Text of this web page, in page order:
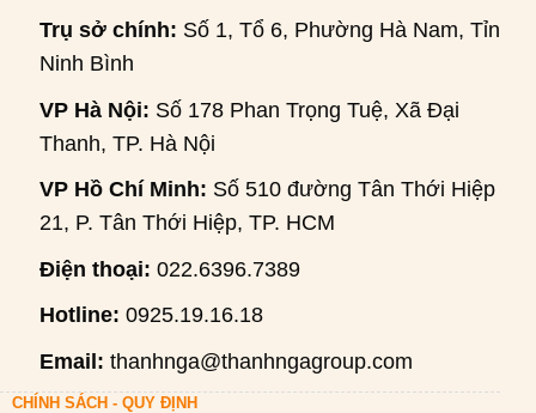
Trụ sở chính: Số 1, Tổ 6, Phường Hà Nam, Tỉnh
Ninh Bình
VP Hà Nội: Số 178 Phan Trọng Tuệ, Xã Đại
Thanh, TP. Hà Nội
VP Hồ Chí Minh: Số 510 đường Tân Thới Hiệp
21, P. Tân Thới Hiệp, TP. HCM
Điện thoại: 022.6396.7389
Hotline: 0925.19.16.18
Email: thanhnga@thanhngagroup.com
CHÍNH SÁCH - QUY ĐỊNH